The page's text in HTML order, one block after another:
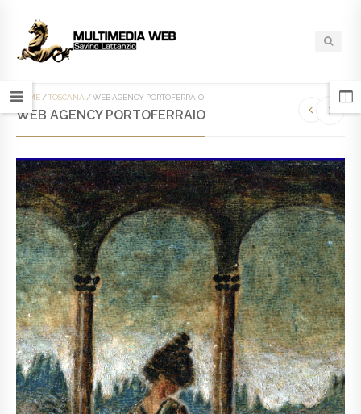
HOME /TOSCANA /WEB AGENCY PORTOFERRAIO
WEB AGENCY PORTOFERRAIO